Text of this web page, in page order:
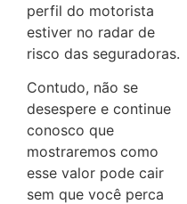
perfil do motorista
estiver no radar de
risco das seguradoras.
Contudo, não se
desespere e continue
conosco que
mostraremos como
esse valor pode cair
sem que você perca